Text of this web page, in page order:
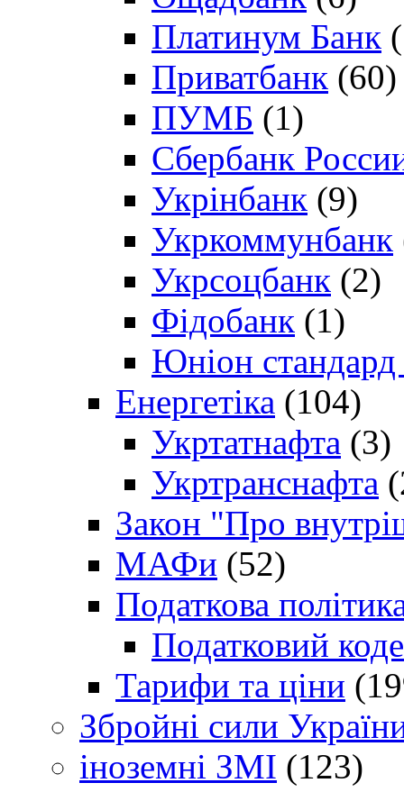
Платинум Банк
Приватбанк (60)
ПУМБ (1)
Сбербанк
Укрінбанк (9)
Укркоммунбанк
Укрсоцбанк (2)
Фідобанк (1)
Юніон стандард
Енергетіка (104)
Укртатнафта (3)
Укртранснафта
Закон "Про
МАФи (52)
Податкова
Податковий
Тарифи та ціни
Збройні сили
іноземні ЗМІ (123)